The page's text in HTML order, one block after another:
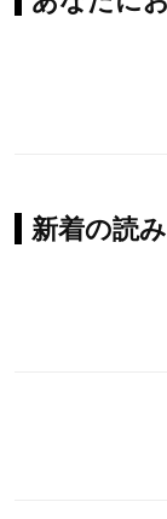
新着の読